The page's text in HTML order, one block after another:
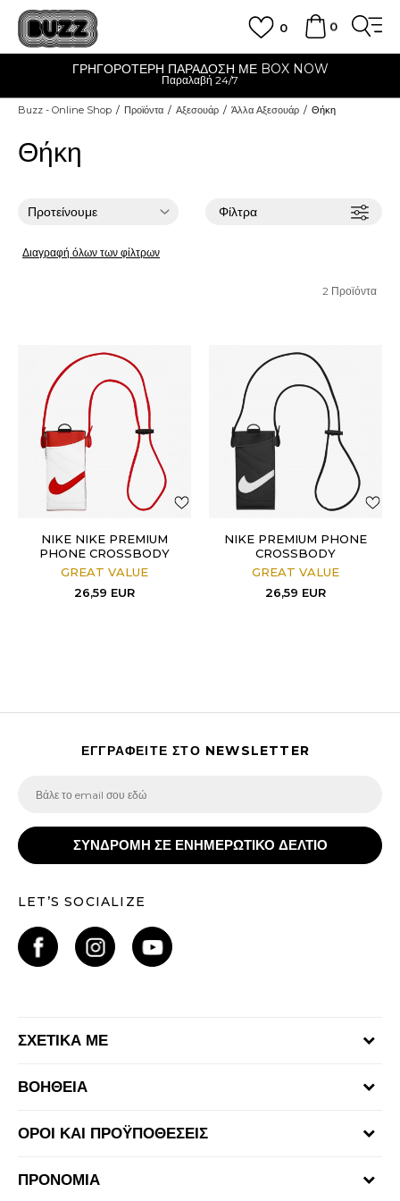
0
0
ΓΡΗΓΟΡΟΤΕΡΗ ΠΑΡΑΔΟΣΗ ΜΕ BOX NOW
Παραλαβή 24/7
Buzz - Online Shop Προϊόντα Αξεσουάρ Άλλα Αξεσουάρ Θήκη
Θήκη
Φίλτρα
Διαγραφή όλων των φίλτρων
2 Προϊόντα
NIKE NIKE PREMIUM
PHONE CROSSBODY
GREAT VALUE
26,59 EUR
NIKE PREMIUM PHONE
CROSSBODY
GREAT VALUE
26,59 EUR
ΕΓΓΡΑΦΕΙΤΕ ΣΤΟ NEWSLETTER
ΣΥΝΔΡΟΜΗ ΣΕ ΕΝΗΜΕΡΩΤΙΚΟ ΔΕΛΤΙΟ
LET’S SOCIALIZE
ΣΧΕΤΙΚΑ ΜΕ
Καταστήματα
ΒΟΗΘΕΙΑ
Αποστολή & Παράδοση
ΟΡΟΙ ΚΑΙ ΠΡΟΫΠΟΘΕΣΕΙΣ
ΠΡΟΝΟΜΙΑ